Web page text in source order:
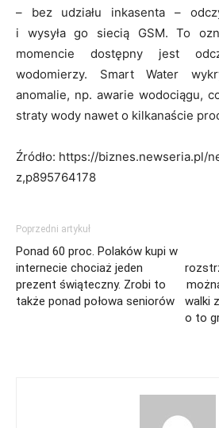
– bez udziału inkasenta –
i wysyła go siecią GSM. To
momencie dostępny jest
wodomierzy. Smart Water
anomalie, np. awarie wodociągu,
straty wody nawet o kilkanaście
Źródło: https://biznes.newseria.pl/
z,p895764178
Poprzedni artykuł
Ponad 60 proc. Polaków kupi w
internecie chociaż jeden
prezent świąteczny. Zrobi to
także ponad połowa seniorów
walki
o to